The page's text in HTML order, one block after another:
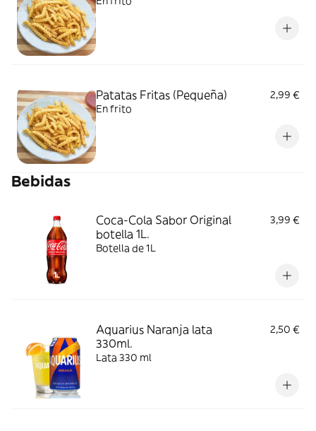
Patatas Fritas (Pequeña)
2,99 €
En frito
Bebidas
Coca-Cola Sabor Original
botella 1L.
3,99 €
Botella de 1L
Aquarius Naranja lata
330ml.
2,50 €
Lata 330 ml